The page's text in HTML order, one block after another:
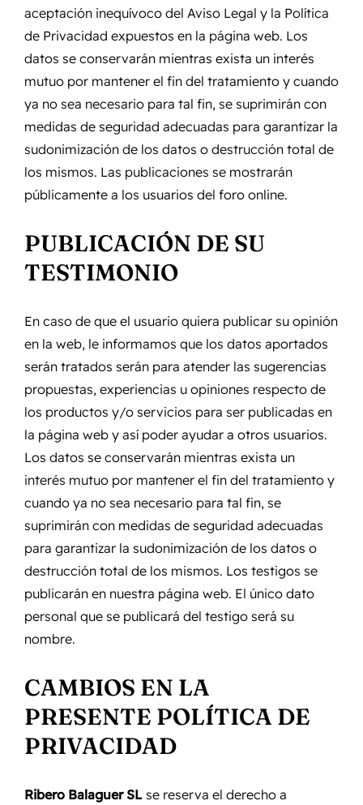
aceptación inequívoco del Aviso Legal y la Política
de Privacidad expuestos en la página web. Los
datos se conservarán mientras exista un interés
mutuo por mantener el fin del tratamiento y cuando
ya no sea necesario para tal fin, se suprimirán con
medidas de seguridad adecuadas para garantizar la
sudonimización de los datos o destrucción total de
los mismos. Las publicaciones se mostrarán
públicamente a los usuarios del foro online.
PUBLICACIÓN DE SU
TESTIMONIO
En caso de que el usuario quiera publicar su opinión
en la web, le informamos que los datos aportados
serán tratados serán para atender las sugerencias
propuestas, experiencias u opiniones respecto de
los productos y/o servicios para ser publicadas en
la página web y así poder ayudar a otros usuarios.
Los datos se conservarán mientras exista un
interés mutuo por mantener el fin del tratamiento y
cuando ya no sea necesario para tal fin, se
suprimirán con medidas de seguridad adecuadas
para garantizar la sudonimización de los datos o
destrucción total de los mismos. Los testigos se
publicarán en nuestra página web. El único dato
personal que se publicará del testigo será su
nombre.
CAMBIOS EN LA
PRESENTE POLÍTICA DE
PRIVACIDAD
Ribero Balaguer SL se reserva el derecho a